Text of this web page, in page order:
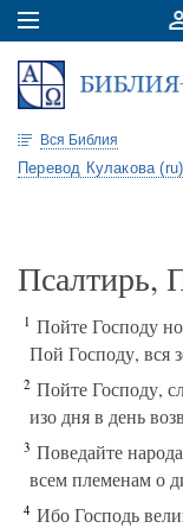
Вся Библия
Перевод Кулакова (ru)
Псалтирь,
1 Пойте Господу
Пой Господу, вся
2 Пойте Господу,
изо дня в день
3 Поведайте
всем племенам о
4 Ибо Господь